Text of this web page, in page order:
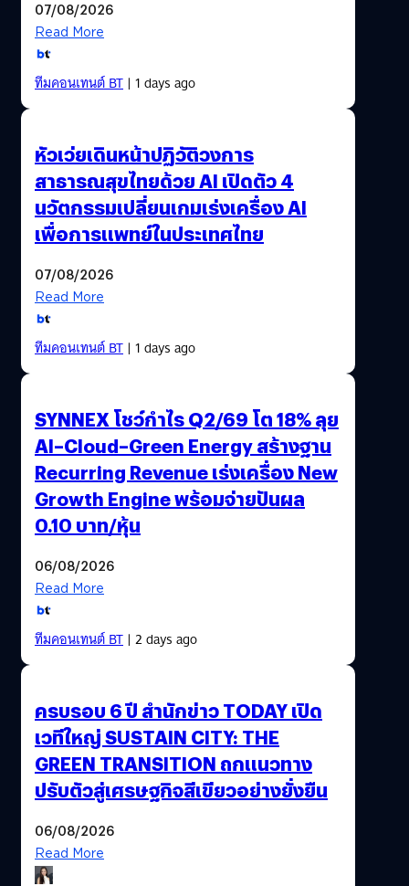
07/08/2026
Read More
ทีมคอนเทนต์ BT| 1 days ago
หัวเว่ยเดินหน้าปฏิวัติวงการ
สาธารณสุขไทยด้วย AI เปิดตัว 4
นวัตกรรมเปลี่ยนเกมเร่งเครื่อง AI
เพื่อการแพทย์ในประเทศไทย
07/08/2026
Read More
ทีมคอนเทนต์ BT| 1 days ago
SYNNEX โชว์กำไร Q2/69 โต 18% ลุย
AI–Cloud–Green Energy สร้างฐาน
Recurring Revenue เร่งเครื่อง New
Growth Engine พร้อมจ่ายปันผล
0.10 บาท/หุ้น
06/08/2026
Read More
ทีมคอนเทนต์ BT| 2 days ago
ครบรอบ 6 ปี สำนักข่าว TODAY เปิด
เวทีใหญ่ SUSTAIN CITY: THE
GREEN TRANSITION ถกแนวทาง
ปรับตัวสู่เศรษฐกิจสีเขียวอย่างยั่งยืน
06/08/2026
Read More